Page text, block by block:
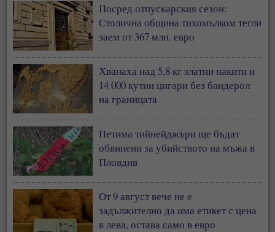
Посред отпускарския сезон:
Столична община тихомълком тегли
заем от 367 млн. евро
Хванаха над 5,8 кг златни накити и
14 000 кутии цигари без бандерол
на границата
Петима тийнейджъри ще бъдат
обвинени за убийството на мъжа в
Пловдив
От 9 август вече не е
задължително да има етикет с цена
в лева, остава само в евро